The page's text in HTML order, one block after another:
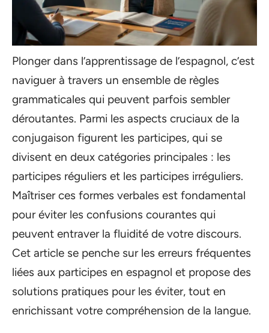
Plonger dans l’apprentissage de l’espagnol, c’est
naviguer à travers un ensemble de règles
grammaticales qui peuvent parfois sembler
déroutantes. Parmi les aspects cruciaux de la
conjugaison figurent les participes, qui se
divisent en deux catégories principales : les
participes réguliers et les participes irréguliers.
Maîtriser ces formes verbales est fondamental
pour éviter les confusions courantes qui
peuvent entraver la fluidité de votre discours.
Cet article se penche sur les erreurs fréquentes
liées aux participes en espagnol et propose des
solutions pratiques pour les éviter, tout en
enrichissant votre compréhension de la langue.